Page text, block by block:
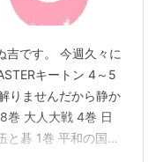
吉です。 今週久々に
キートン 4～5
りませんだから静か
巻 大人大戦 4巻 日
碁 1巻 平和の国の